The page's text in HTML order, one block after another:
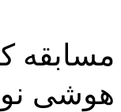
مسابقه
هوشی نو